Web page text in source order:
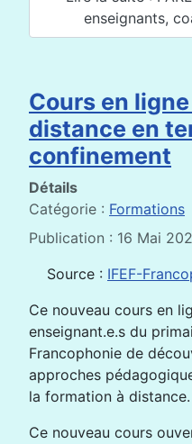
enseignants,
Cours en
distance en
confinement
Détails
Catégorie : Formations
Publication : 16 Mai
Source : IFEF-
Ce nouveau cours en
enseignant.e.s du
Francophonie de
approches
la formation à distance.
Ce nouveau cours